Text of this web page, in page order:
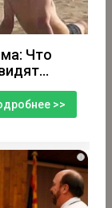
Что
>>
i